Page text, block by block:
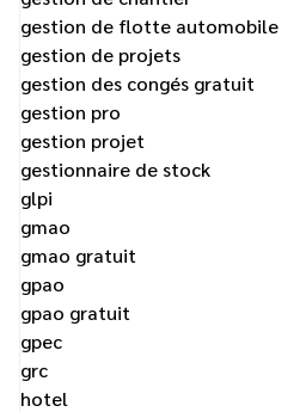
gestion de flotte automobile
gestion de projets
gestion des congés gratuit
gestion pro
gestion projet
gestionnaire de stock
glpi
gmao
gmao gratuit
gpao
gpao gratuit
gpec
grc
hotel